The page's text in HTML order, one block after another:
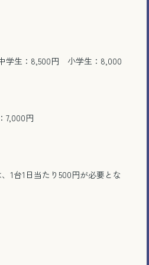
学生：8,500円 小学生：8,000
7,000円
1台1日当たり500円が必要とな